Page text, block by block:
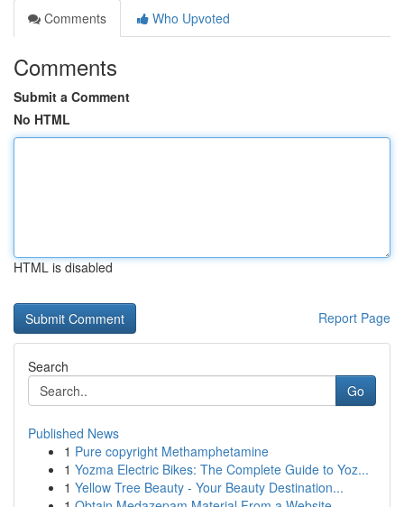
Comments
Who Upvoted
Comments
Submit a Comment
No HTML
HTML is disabled
Report Page
Search
Go
Published News
1 Pure copyright Methamphetamine
1 Yozma Electric Bikes: The Complete Guide to Yoz...
1 Yellow Tree Beauty - Your Beauty Destination...